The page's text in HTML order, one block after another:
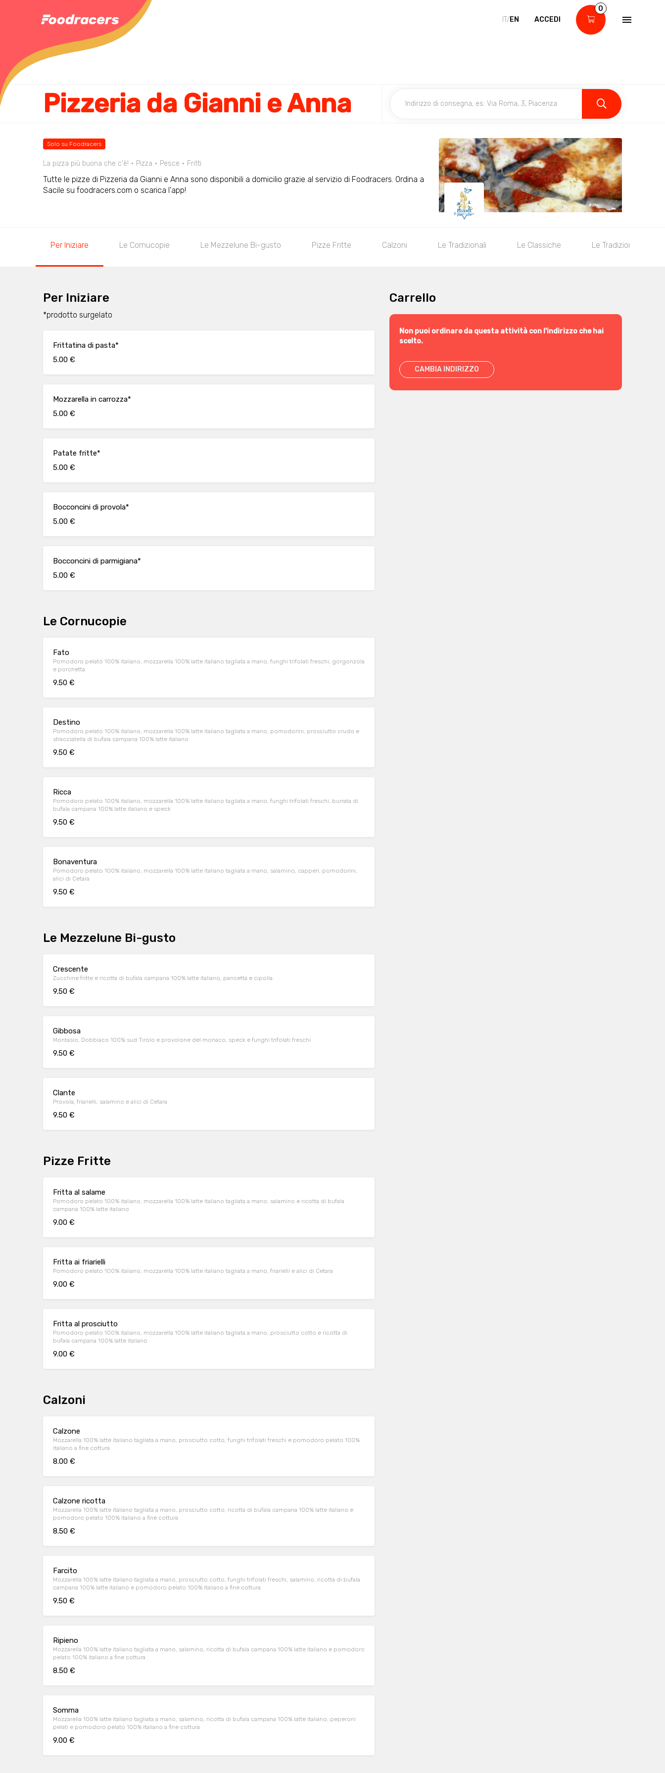
IT/EN ACCEDI
0
Pizzeria da Gianni e Anna
Solo su Foodracers
La pizza più buona che c'è! Pizza Pesce Fritti
Tutte le pizze di Pizzeria da Gianni e Anna sono disponibili a domicilio grazie al servizio di Foodracers. Ordina a
Sacile su foodracers.com o scarica l'app!
Per Iniziare Le Cornucopie Le Mezzelune Bi-gusto Pizze Fritte Calzoni Le Tradizionali Le Classiche Le Tradizionali Maxi
Per Iniziare
*prodotto surgelato
Frittatina di pasta*
5.00 €
Mozzarella in carrozza*
5.00 €
Patate fritte*
5.00 €
Bocconcini di provola*
5.00 €
Bocconcini di parmigiana*
5.00 €
Le Cornucopie
Fato
Pomodoro pelato 100% italiano, mozzarella 100% latte italiano tagliata a mano, funghi trifolati freschi, gorgonzola
e porchetta
9.50 €
Destino
Pomodoro pelato 100% italiano, mozzarella 100% latte italiano tagliata a mano, pomodorini, prosciutto crudo e
stracciatella di bufala campana 100% latte italiano
9.50 €
Ricca
Pomodoro pelato 100% italiano, mozzarella 100% latte italiano tagliata a mano, funghi trifolati freschi, burrata di
bufala campana 100% latte italiano e speck
9.50 €
Bonaventura
Pomodoro pelato 100% italiano, mozzarella 100% latte italiano tagliata a mano, salamino, capperi, pomodorini,
alici di Cetara
9.50 €
Le Mezzelune Bi-gusto
Crescente
Zucchine fritte e ricotta di bufala campana 100% latte italiano, pancetta e cipolla
9.50 €
Gibbosa
Montasio, Dobbiaco 100% sud Tirolo e provolone del monaco, speck e funghi trifolati freschi
9.50 €
Clante
Provola, friarielli, salamino e alici di Cetara
9.50 €
Pizze Fritte
Fritta al salame
Pomodoro pelato 100% italiano, mozzarella 100% latte italiano tagliata a mano, salamino e ricotta di bufala
campana 100% latte italiano
9.00 €
Fritta ai friarielli
Pomodoro pelato 100% italiano, mozzarella 100% latte italiano tagliata a mano, friarielli e alici di Cetara
9.00 €
Fritta al prosciutto
Pomodoro pelato 100% italiano, mozzarella 100% latte italiano tagliata a mano, prosciutto cotto e ricotta di
bufala campana 100% latte italiano
9.00 €
Calzoni
Calzone
Mozzarella 100% latte italiano tagliata a mano, prosciutto cotto, funghi trifolati freschi e pomodoro pelato 100%
italiano a fine cottura
8.00 €
Calzone ricotta
Mozzarella 100% latte italiano tagliata a mano, prosciutto cotto, ricotta di bufala campana 100% latte italiano e
pomodoro pelato 100% italiano a fine cottura
8.50 €
Farcito
Mozzarella 100% latte italiano tagliata a mano, prosciutto cotto, funghi trifolati freschi, salamino, ricotta di bufala
campana 100% latte italiano e pomodoro pelato 100% italiano a fine cottura
9.50 €
Ripieno
Mozzarella 100% latte italiano tagliata a mano, salamino, ricotta di bufala campana 100% latte italiano e pomodoro
pelato 100% italiano a fine cottura
8.50 €
Somma
Mozzarella 100% latte italiano tagliata a mano, salamino, ricotta di bufala campana 100% latte italiano, peperoni
pelati e pomodoro pelato 100% italiano a fine cottura
9.00 €
Carrello
Non puoi ordinare da questa attività con l'indirizzo che hai
scelto.
CAMBIA INDIRIZZO